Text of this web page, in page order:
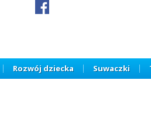
Rozwój dziecka Suwaczki